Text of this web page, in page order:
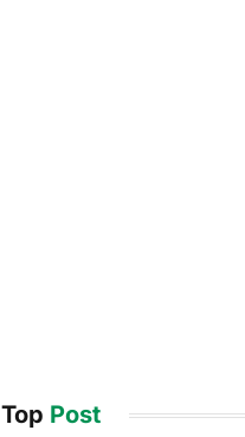
Top Post